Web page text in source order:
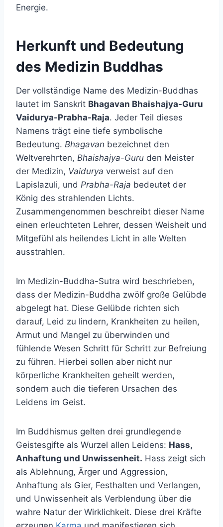
Energie.
Herkunft und Bedeutung
des Medizin Buddhas
Der vollständige Name des Medizin-Buddhas
lautet im Sanskrit Bhagavan Bhaishajya-Guru
Vaidurya-Prabha-Raja. Jeder Teil dieses
Namens trägt eine tiefe symbolische
Bedeutung. Bhagavan bezeichnet den
Weltverehrten, Bhaishajya-Guru den Meister
der Medizin, Vaidurya verweist auf den
Lapislazuli, und Prabha-Raja bedeutet der
König des strahlenden Lichts.
Zusammengenommen beschreibt dieser Name
einen erleuchteten Lehrer, dessen Weisheit und
Mitgefühl als heilendes Licht in alle Welten
ausstrahlen.
Im Medizin-Buddha-Sutra wird beschrieben,
dass der Medizin-Buddha zwölf große Gelübde
abgelegt hat. Diese Gelübde richten sich
darauf, Leid zu lindern, Krankheiten zu heilen,
Armut und Mangel zu überwinden und
fühlende Wesen Schritt für Schritt zur Befreiung
zu führen. Hierbei sollen aber nicht nur
körperliche Krankheiten geheilt werden,
sondern auch die tieferen Ursachen des
Leidens im Geist.
Im Buddhismus gelten drei grundlegende
Geistesgifte als Wurzel allen Leidens: Hass,
Anhaftung und Unwissenheit. Hass zeigt sich
als Ablehnung, Ärger und Aggression,
Anhaftung als Gier, Festhalten und Verlangen,
und Unwissenheit als Verblendung über die
wahre Natur der Wirklichkeit. Diese drei Kräfte